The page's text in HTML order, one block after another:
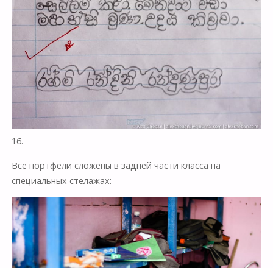
16.
Все портфели сложены в задней части класса на
специальных стелажах: